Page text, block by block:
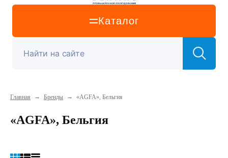
Каталог
Главная → Бренды → «AGFA», Бельгия
«AGFA», Бельгия